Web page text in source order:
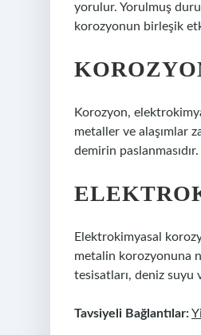
yorulur. Yorulmuş
korozyonun birleşik
Korozyon,
metaller ve alaşımlar
demirin paslanmasıdır.
Elektrokimyasal
metalin korozyonuna
tesisatları, deniz suyu
Tavsiyeli Bağlantılar: